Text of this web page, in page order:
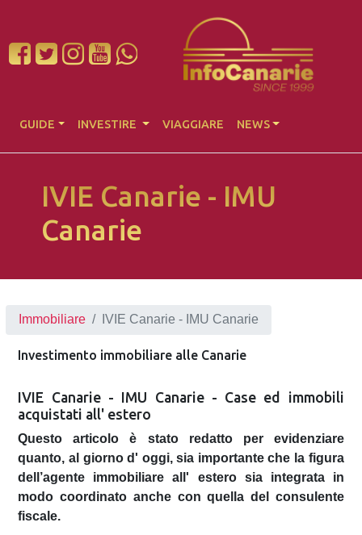
GUIDE INVESTIRE VIAGGIARE NEWS
IVIE Canarie - IMU
Canarie
Immobiliare IVIE Canarie - IMU Canarie
Investimento immobiliare alle Canarie
IVIE Canarie - IMU Canarie - Case ed immobili
acquistati all' estero
Questo articolo è stato redatto per evidenziare
quanto, al giorno d' oggi, sia importante che la figura
dell’agente immobiliare all' estero sia integrata in
modo coordinato anche con quella del consulente
fiscale.